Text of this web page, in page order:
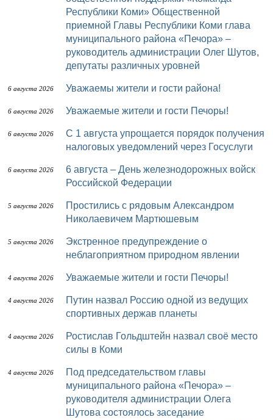
Республики Коми» Общественной
приемной Главы Республики Коми глава
муниципального района «Печора» –
руководитель администрации Олег Шутов,
депутаты различных уровней
6 августа 2026 Уважаемы жители и гости района!
6 августа 2026 Уважаемые жители и гости Печоры!
6 августа 2026
С 1 августа упрощается порядок получения
налоговых уведомлений через Госуслуги
6 августа 2026
6 августа – День железнодорожных войск
Российской Федерации
5 августа 2026
Простились с рядовым Александром
Николаевичем Мартюшевым
5 августа 2026
Экстренное предупреждение о
неблагоприятном природном явлении
4 августа 2026 Уважаемые жители и гости Печоры!
4 августа 2026
Путин назвал Россию одной из ведущих
спортивных держав планеты
4 августа 2026
Ростислав Гольдштейн назвал своё место
силы в Коми
4 августа 2026
Под председательством главы
муниципального района «Печора» –
руководителя администрации Олега
Шутова состоялось заседание